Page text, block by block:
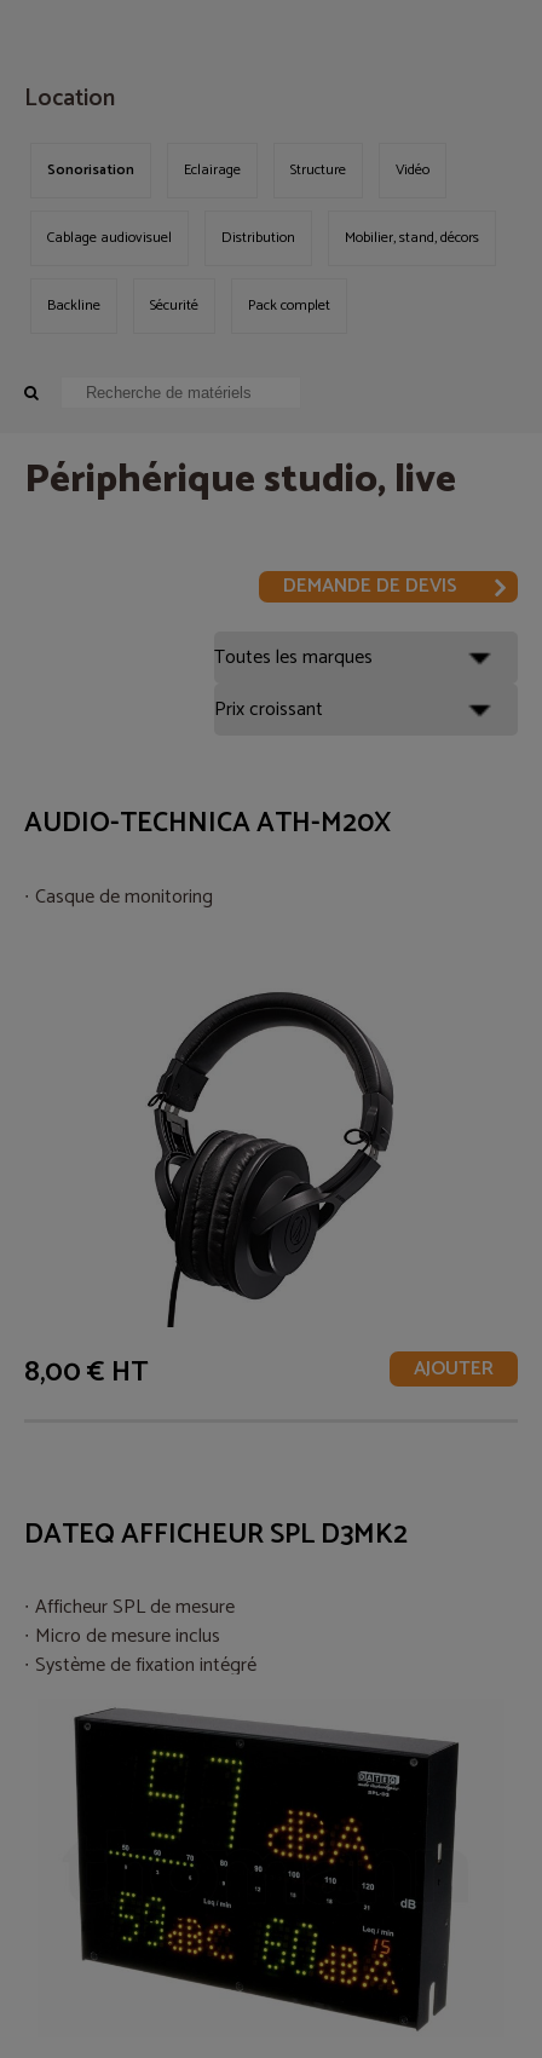
Location
Sonorisation Eclairage Structure Vidéo
Cablage audiovisuel Distribution Mobilier, stand, décors
Backline Sécurité Pack complet
Périphérique studio, live
DEMANDE DE DEVIS
AUDIO-TECHNICA ATH-M20X
Casque de monitoring
8,00 € HT AJOUTER
DATEQ AFFICHEUR SPL D3MK2
Afficheur SPL de mesure
Micro de mesure inclus
Système de fixation intégré